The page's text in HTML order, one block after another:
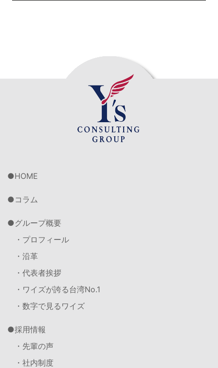
HOME
コラム
グループ概要
・プロフィール
・沿革
・代表者挨拶
・ワイズが誇る台湾No.1
・数字で見るワイズ
採用情報
・先輩の声
・社内制度